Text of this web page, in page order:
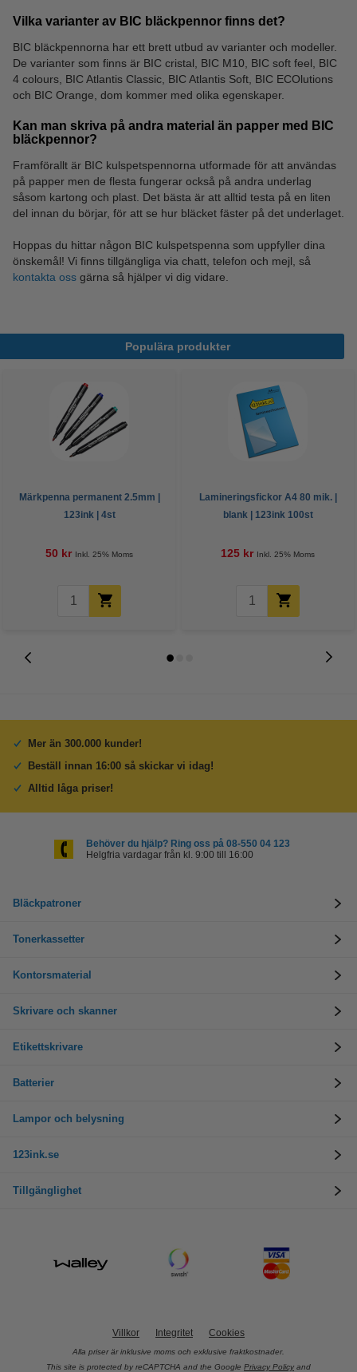
Vilka varianter av BIC bläckpennor finns det?
BIC bläckpennorna har ett brett utbud av varianter och modeller.
De varianter som finns är BIC cristal, BIC M10, BIC soft feel, BIC
4 colours, BIC Atlantis Classic, BIC Atlantis Soft, BIC ECOlutions
och BIC Orange, dom kommer med olika egenskaper.
Kan man skriva på andra material än papper med BIC
bläckpennor?
Framförallt är BIC kulspetspennorna utformade för att användas
på papper men de flesta fungerar också på andra underlag
såsom kartong och plast. Det bästa är att alltid testa på en liten
del innan du börjar, för att se hur bläcket fäster på det underlaget.
Hoppas du hittar någon BIC kulspetspenna som uppfyller dina
önskemål! Vi finns tillgängliga via chatt, telefon och mejl, så
kontakta oss gärna så hjälper vi dig vidare.
Populära produkter
Märkpenna permanent 2.5mm |
123ink | 4st
50 kr Inkl. 25% Moms
Lamineringsfickor A4 80 mik. |
blank | 123ink 100st
125 kr Inkl. 25% Moms
Mer än 300.000 kunder!
Beställ innan 16:00 så skickar vi idag!
Alltid låga priser!
Behöver du hjälp? Ring oss på 08-550 04 123
Helgfria vardagar från kl. 9:00 till 16:00
Bläckpatroner
Tonerkassetter
Kontorsmaterial
Skrivare och skanner
Etikettskrivare
Batterier
Lampor och belysning
123ink.se
Tillgänglighet
Villkor Integritet Cookies
Alla priser är inklusive moms och exklusive fraktkostnader.
This site is protected by reCAPTCHA and the Google Privacy Policy and